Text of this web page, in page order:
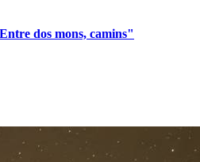
dos mons, camins"